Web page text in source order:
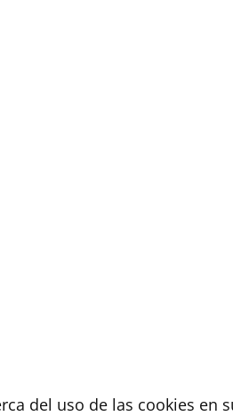
del uso de las cookies en